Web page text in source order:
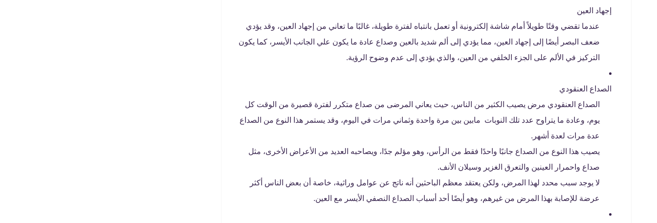
إجهاد العين
عندما تقضي وقتًا طويلاً أمام شاشة إلكترونية أو تعمل بانتباه لفترة طويلة، غالبًا ما تعاني من إجهاد العين، وقد يؤدي
ضعف البصر أيضًا إلى إجهاد العين، مما يؤدي إلى ألم شديد بالعين وصداع عادة ما يكون علي الجانب الأيسر، كما يكون
التركيز في الألم على الجزء الخلفي من العين، والذي يؤدي إلى عدم وضوح الرؤية.
الصداع العنقودي
الصداع العنقودي مرض يصيب الكثير من الناس، حيث يعاني المرضى من صداع متكرر لفترة قصيرة من الوقت كل
يوم، وعادة ما يتراوح عدد تلك النوبات مابين بين مرة واحدة وثماني مرات في اليوم، وقد يستمر هذا النوع من الصداع
عدة مرات لعدة أشهر.
يصيب هذا النوع من الصداع جانبًا واحدًا فقط من الرأس، وهو مؤلم جدًا، ويصاحبه العديد من الأعراض الأخرى، مثل
صداع واحمرار العينين والتعرق الغزير وسيلان الأنف.
لا يوجد سبب محدد لهذا المرض، ولكن يعتقد معظم الباحثين أنه ناتج عن عوامل وراثية، خاصة أن بعض الناس أكثر
عرضة للإصابة بهذا المرض من غيرهم، وهو أيضًا أحد أسباب الصداع النصفي الأيسر مع العين.